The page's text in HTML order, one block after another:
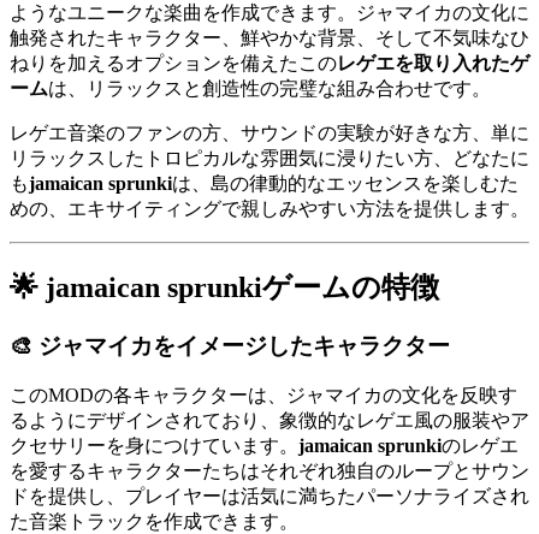
ようなユニークな楽曲を作成できます。ジャマイカの文化に
触発されたキャラクター、鮮やかな背景、そして不気味なひ
ねりを加えるオプションを備えたこのレゲエを取り入れたゲ
ームは、リラックスと創造性の完璧な組み合わせです。
レゲエ音楽のファンの方、サウンドの実験が好きな方、単に
リラックスしたトロピカルな雰囲気に浸りたい方、どなたに
もjamaican sprunkiは、島の律動的なエッセンスを楽しむた
めの、エキサイティングで親しみやすい方法を提供します。
🌟 jamaican sprunkiゲームの特徴
🎨 ジャマイカをイメージしたキャラクター
このMODの各キャラクターは、ジャマイカの文化を反映す
るようにデザインされており、象徴的なレゲエ風の服装やア
クセサリーを身につけています。 jamaican sprunkiのレゲエ
を愛するキャラクターたちはそれぞれ独自のループとサウン
ドを提供し、プレイヤーは活気に満ちたパーソナライズされ
た音楽トラックを作成できます。